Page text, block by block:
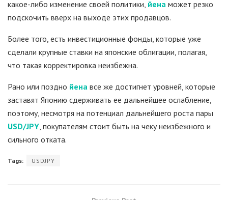
какое-либо изменение своей политики, йена может резко
подскочить вверх на выходе этих продавцов.
Более того, есть инвестиционные фонды, которые уже
сделали крупные ставки на японские облигации, полагая,
что такая корректировка неизбежна.
Рано или поздно йена все же достигнет уровней, которые
заставят Японию сдерживать ее дальнейшее ослабление,
поэтому, несмотря на потенциал дальнейшего роста пары
USD/JPY , покупателям стоит быть на чеку неизбежного и
сильного отката.
Tags: USDJPY